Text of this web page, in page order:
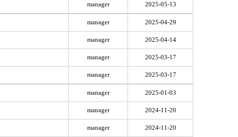
manager 2025-05-13
manager 2025-04-29
manager 2025-04-14
manager 2025-03-17
manager 2025-03-17
manager 2025-01-03
manager 2024-11-20
manager 2024-11-20